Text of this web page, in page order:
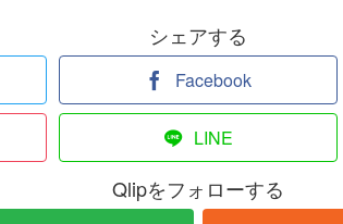
シェアする
Facebook
LINE
Qlipをフォローする